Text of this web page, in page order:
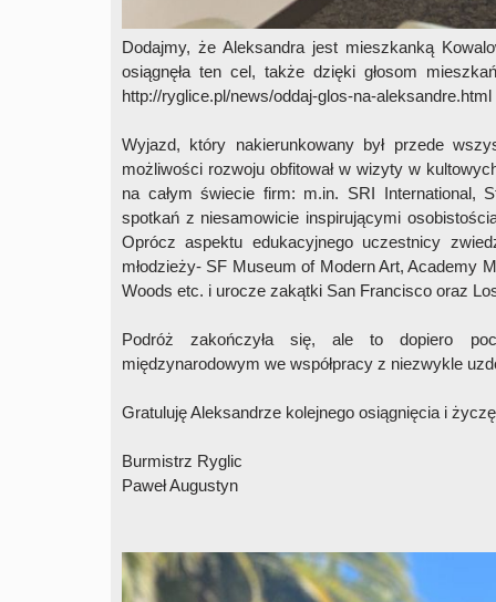
Dodajmy, że Aleksandra jest mieszkanką
osiągnęła ten cel, także dzięki głosom
http://ryglice.pl/news/oddaj-glos-na-aleksandre.html
Wyjazd, który nakierunkowany był przede
możliwości rozwoju obfitował w wizyty w
na całym świecie firm: m.in. SRI International,
spotkań z niesamowicie inspirującymi
Oprócz aspektu edukacyjnego uczestnicy
młodzieży- SF Museum of Modern Art, Academy
Woods etc. i urocze zakątki San Francisco oraz
Podróż zakończyła się, ale to dopiero
międzynarodowym we współpracy z niezwykle
Gratuluję Aleksandrze kolejnego osiągnięcia i
Burmistrz Ryglic
Paweł Augustyn